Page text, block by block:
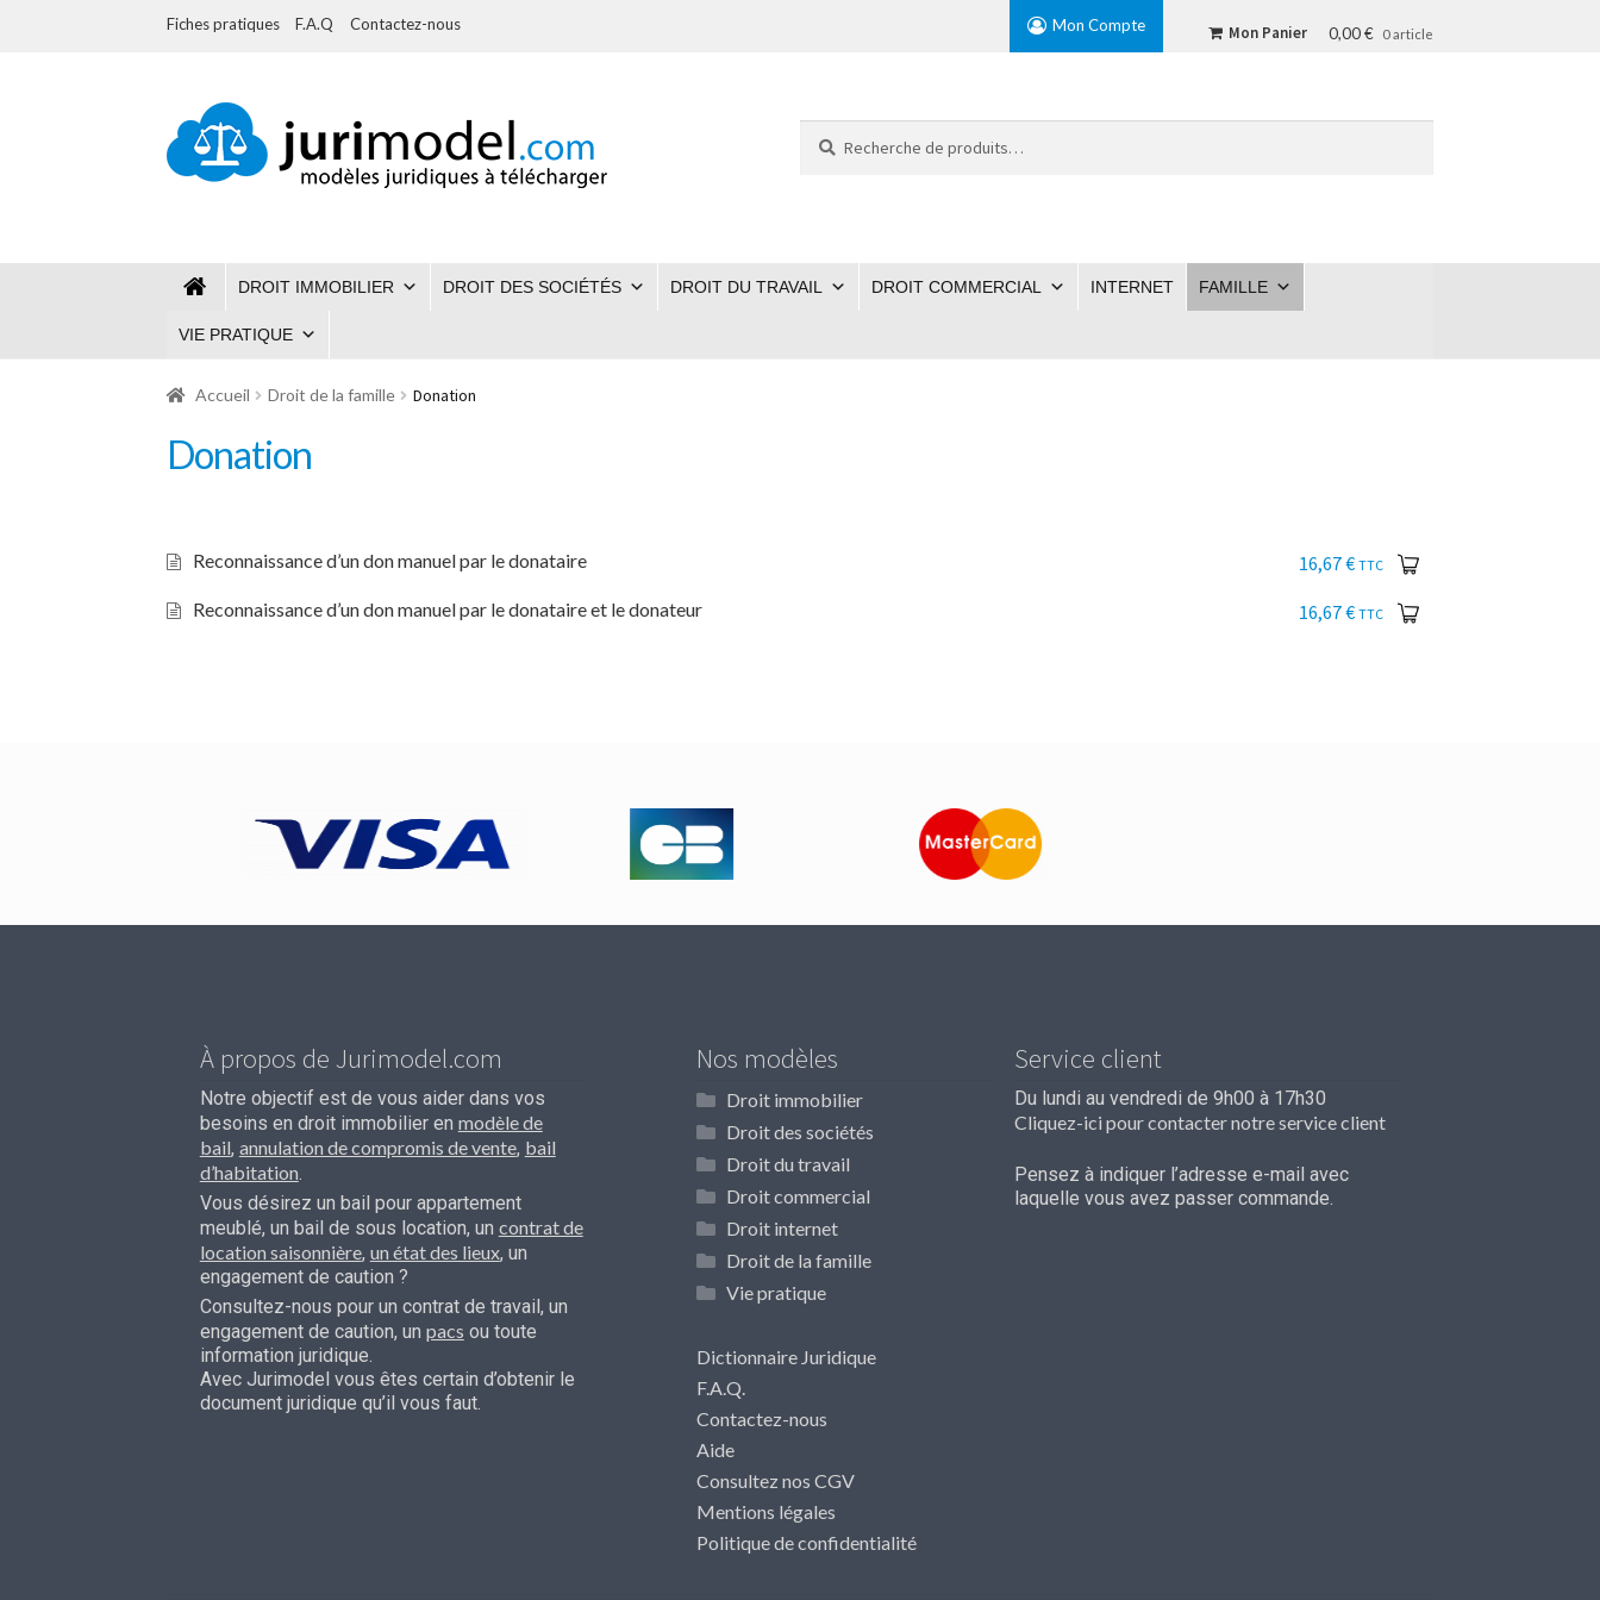
Fiches pratiques F.A.Q Contactez-nous Mon Compte Mon Panier 0,00 € 0 article
Aller
à
la
Aller
au
contenu
pour :
DROIT IMMOBILIER DROIT DES SOCIÉTÉS DROIT DU TRAVAIL DROIT COMMERCIAL INTERNET FAMILLE
VIE PRATIQUE
Accueil Droit de la famille Donation
Donation
Reconnaissance d’un don manuel par le donataire 16,67€ TTC
Reconnaissance d’un don manuel par le donataire et le donateur 16,67€ TTC
À propos de Jurimodel.com
Notre objectif est de vous aider dans vos
besoins en droit immobilier en modèle de
bail, annulation de compromis de vente, bail
d’habitation.
Vous désirez un bail pour appartement
meublé, un bail de sous location, un contrat de
location saisonnière, un état des lieux, un
engagement de caution ?
Consultez-nous pour un contrat de travail, un
engagement de caution, un pacs ou toute
information juridique.
Avec Jurimodel vous êtes certain d’obtenir le
document juridique qu’il vous faut.
Nos modèles
Droit immobilier
Droit des sociétés
Droit du travail
Droit commercial
Droit internet
Droit de la famille
Vie pratique
Dictionnaire Juridique
F.A.Q.
Contactez-nous
Aide
Consultez nos CGV
Mentions légales
Politique de confidentialité
Service client
Du lundi au vendredi de 9h00 à 17h30
Cliquez-ici pour contacter notre service client
Pensez à indiquer l’adresse e-mail avec
laquelle vous avez passer commande.